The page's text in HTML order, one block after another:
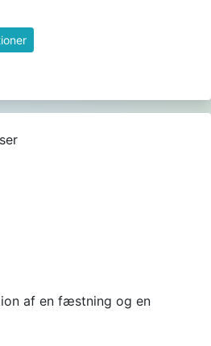
af en fæstning og en